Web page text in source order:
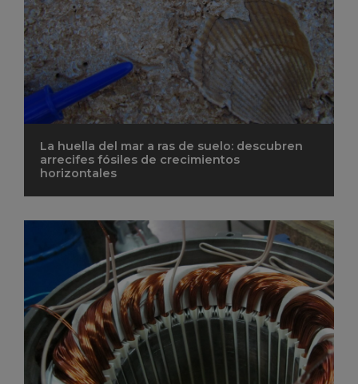
La huella del mar a ras de suelo: descubren
arrecifes fósiles de crecimientos
horizontales